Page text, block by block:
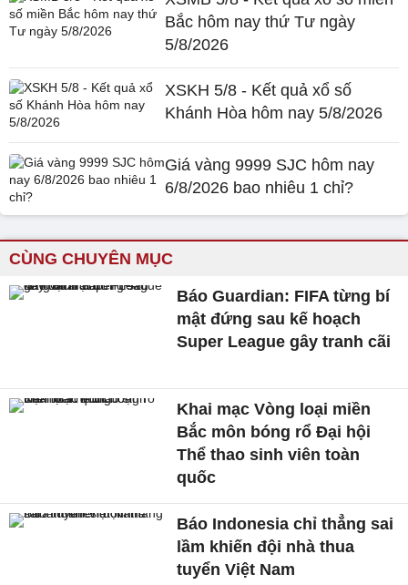
Bắc hôm nay thứ Tư ngày
5/8/2026
XSKH 5/8 - Kết quả xổ số
Khánh Hòa hôm nay 5/8/2026
Giá vàng 9999 SJC hôm nay
6/8/2026 bao nhiêu 1 chỉ?
CÙNG CHUYÊN MỤC
Báo Guardian: FIFA từng bí
mật đứng sau kế hoạch
Super League gây tranh cãi
Khai mạc Vòng loại miền
Bắc môn bóng rổ Đại hội
Thể thao sinh viên toàn
quốc
Báo Indonesia chỉ thẳng sai
lầm khiến đội nhà thua
tuyển Việt Nam